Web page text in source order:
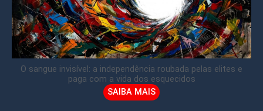
O sangue invisível: a independência roubada pelas elites e
paga com a vida dos esquecidos
SAIBA MAIS